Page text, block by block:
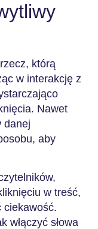
którą
w interakcję z
Nawet
danej
aby
w treść,
ciekawość.
włączyć słowa